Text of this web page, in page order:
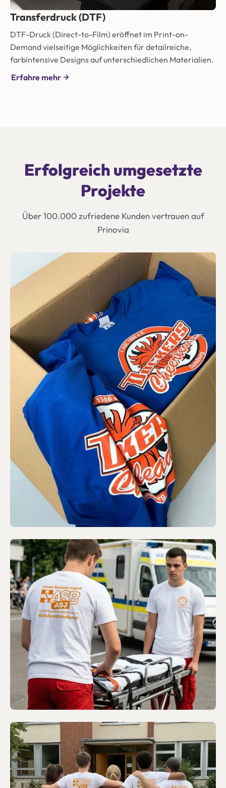
Transferdruck (DTF)
DTF-Druck (Direct-to-Film) eröffnet im Print-on-
Demand vielseitige Möglichkeiten für detailreiche,
farbintensive Designs auf unterschiedlichen Materialien.
Erfahre mehr
Erfolgreich umgesetzte
Projekte
Über 100.000 zufriedene Kunden vertrauen auf
Prinovia